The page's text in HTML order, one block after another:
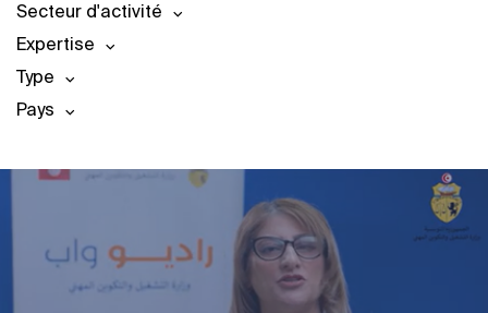
Secteur d'activité
Expertise
Type
Pays